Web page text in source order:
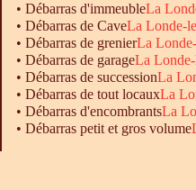
• Débarras d'immeubleLa
• Débarras de CaveLa Londe-
• Débarras de grenierLa
• Débarras de garageLa
• Débarras de successionLa
• Débarras de tout locauxLa
• Débarras d'encombrantsLa
• Débarras petit et gros volume